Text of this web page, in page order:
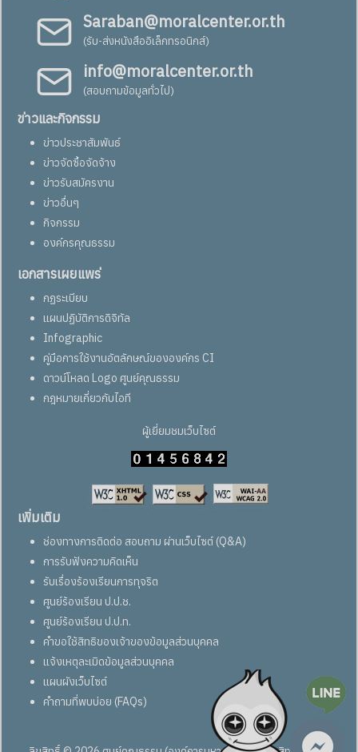
Saraban@moralcenter.or.th
(รับ-ส่งหนังสืออิเล็กทรอนิกส์)
info@moralcenter.or.th
(สอบถามข้อมูลทั่วไป)
ข่าวและกิจกรรม
ข่าวประชาสัมพันธ์
ข่าวจัดซื้อจัดจ้าง
ข่าวรับสมัครงาน
ข่าวอื่นๆ
กิจกรรม
องค์กรคุณธรรม
เอกสารเผยแพร่
กฏระเบียบ
แผนปฏิบัติการดิจิทัล
Infographic
คู่มือการใช้งานอัตลักษณ์ขององค์กร CI
ดาวน์โหลด Logo ศูนย์คุณธรรม
กฎหมายเกี่ยวกับไอที
ผู้เยี่ยมชมเว็บไซต์
เพิ่มเติม
ช่องทางการติดต่อ สอบถาม ผ่านเว็บไซต์ (Q&A)
การรับฟังความคิดเห็น
รับเรื่องร้องเรียนการทุจริต
ศูนย์ร้องเรียน ป.ป.ช.
ศูนย์ร้องเรียน ป.ป.ท.
คำขอใช้สิทธิของเจ้าของข้อมูลส่วนบุคคล
แจ้งเหตุละเมิดข้อมูลส่วนบุคคล
แผนผังเว็บไซต์
คำถามที่พบบ่อย (FAQs)